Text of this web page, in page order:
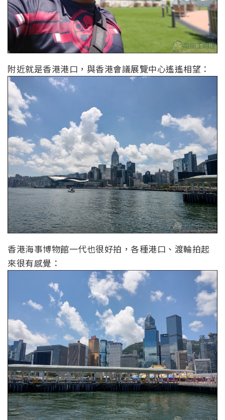
附近就是香港港口，與香港會議展覽中心遙遙相望：
香港海事博物館一代也很好拍，各種港口、渡輪拍起
來很有感覺：